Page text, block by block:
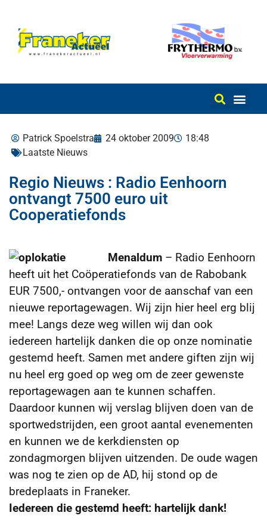
Patrick Spoelstra 24 oktober 2009
18:48
Laatste Nieuws
Regio Nieuws : Radio Eenhoorn
ontvangt 7500 euro uit
Cooperatiefonds
Menaldum – Radio Eenhoorn
heeft uit het Coöperatiefonds van de Rabobank
EUR 7500,- ontvangen voor de aanschaf van een
nieuwe reportagewagen. Wij zijn hier heel erg blij
mee! Langs deze weg willen wij dan ook
iedereen hartelijk danken die op onze nominatie
gestemd heeft. Samen met andere giften zijn wij
nu heel erg goed op weg om de zeer gewenste
reportagewagen aan te kunnen schaffen.
Daardoor kunnen wij verslag blijven doen van de
sportwedstrijden, een groot aantal evenementen
en kunnen we de kerkdiensten op
zondagmorgen blijven uitzenden. De oude wagen
was nog te zien op de AD, hij stond op de
bredeplaats in Franeker.
Iedereen die gestemd heeft: hartelijk dank!